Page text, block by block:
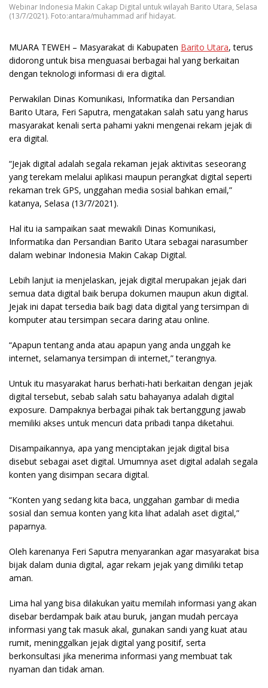
Webinar Indonesia Makin Cakap Digital untuk wilayah Barito Utara, Selasa
(13/7/2021). Foto:antara/muhammad arif hidayat.
MUARA TEWEH – Masyarakat di Kabupaten Barito Utara, terus
didorong untuk bisa menguasai berbagai hal yang berkaitan
dengan teknologi informasi di era digital.
Perwakilan Dinas Komunikasi, Informatika dan Persandian
Barito Utara, Feri Saputra, mengatakan salah satu yang harus
masyarakat kenali serta pahami yakni mengenai rekam jejak di
era digital.
“Jejak digital adalah segala rekaman jejak aktivitas seseorang
yang terekam melalui aplikasi maupun perangkat digital seperti
rekaman trek GPS, unggahan media sosial bahkan email,”
katanya, Selasa (13/7/2021).
Hal itu ia sampaikan saat mewakili Dinas Komunikasi,
Informatika dan Persandian Barito Utara sebagai narasumber
dalam webinar Indonesia Makin Cakap Digital.
Lebih lanjut ia menjelaskan, jejak digital merupakan jejak dari
semua data digital baik berupa dokumen maupun akun digital.
Jejak ini dapat tersedia baik bagi data digital yang tersimpan di
komputer atau tersimpan secara daring atau online.
“Apapun tentang anda atau apapun yang anda unggah ke
internet, selamanya tersimpan di internet,” terangnya.
Untuk itu masyarakat harus berhati-hati berkaitan dengan jejak
digital tersebut, sebab salah satu bahayanya adalah digital
exposure. Dampaknya berbagai pihak tak bertanggung jawab
memiliki akses untuk mencuri data pribadi tanpa diketahui.
Disampaikannya, apa yang menciptakan jejak digital bisa
disebut sebagai aset digital. Umumnya aset digital adalah segala
konten yang disimpan secara digital.
“Konten yang sedang kita baca, unggahan gambar di media
sosial dan semua konten yang kita lihat adalah aset digital,”
paparnya.
Oleh karenanya Feri Saputra menyarankan agar masyarakat bisa
bijak dalam dunia digital, agar rekam jejak yang dimiliki tetap
aman.
Lima hal yang bisa dilakukan yaitu memilah informasi yang akan
disebar berdampak baik atau buruk, jangan mudah percaya
informasi yang tak masuk akal, gunakan sandi yang kuat atau
rumit, meninggalkan jejak digital yang positif, serta
berkonsultasi jika menerima informasi yang membuat tak
nyaman dan tidak aman.